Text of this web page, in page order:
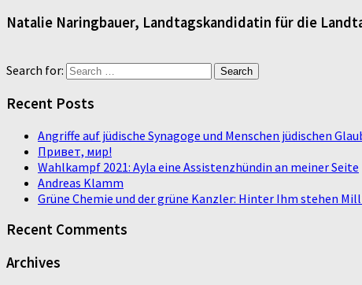
Natalie Naringbauer, Landtagskandidatin für die
Search for:
Recent Posts
Angriffe auf jüdische Synagoge und Menschen jüdischen
Привет, мир!
Wahlkampf 2021: Ayla eine Assistenzhündin an meiner Seite
Andreas Klamm
Grüne Chemie und der grüne Kanzler: Hinter Ihm stehen
Recent Comments
Archives